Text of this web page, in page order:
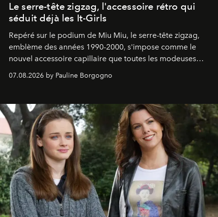
Le serre-tête zigzag, l'accessoire rétro qui
séduit déjà les It-Girls
Repéré sur le podium de Miu Miu, le serre-tête zigzag,
emblème des années 1990-2000, s'impose comme le
nouvel accessoire capillaire que toutes les modeuses
s'arrachent déjà.
07.08.2026 by Pauline Borgogno